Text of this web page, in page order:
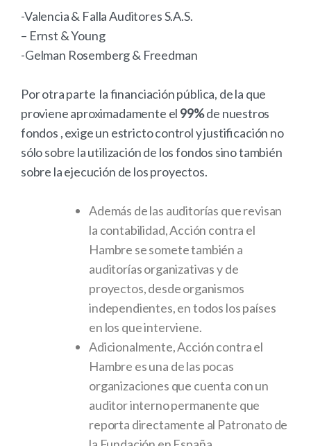
-Valencia & Falla Auditores S.A.S.
– Ernst & Young
-Gelman Rosemberg & Freedman
Por otra parte la financiación pública, de la que
proviene aproximadamente el 99%de nuestros
fondos , exige un estricto control y justificación no
sólo sobre la utilización de los fondos sino también
sobre la ejecución de los proyectos.
Además de las auditorías que revisan
la contabilidad, Acción contra el
Hambre se somete también a
auditorías organizativas y de
proyectos,desde organismos
independientes,en todos los países
en los que interviene.
Adicionalmente, Acción contra el
Hambre es una de las pocas
organizaciones que cuenta con un
auditor interno permanente que
reporta directamente al Patronato de